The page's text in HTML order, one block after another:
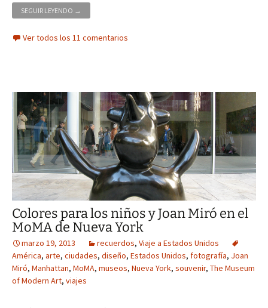
SEGUIR LEYENDO EL SOUVENIR EN LA ERA MODERNA DE LOS VIAJES
→
Ver todos los 11 comentarios
Colores para los niños y Joan Miró en el
MoMA de Nueva York
marzo 19, 2013 recuerdos, Viaje a Estados Unidos
América, arte, ciudades, diseño, Estados Unidos, fotografía, Joan
Miró, Manhattan, MoMA, museos, Nueva York, souvenir, The Museum
of Modern Art, viajes